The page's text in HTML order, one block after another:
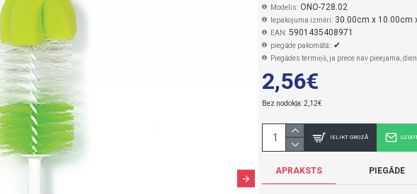
2,56€
Bez nodokļa: 2,12€
Modelis: ONO-728.02
Iepakojuma izmēri: 30.00cm x 10.00cm
EAN: 5901435408971
piegāde pakomātā:: ✔
Piegādes termiņš, ja prece nav pieejama,
IELIKT GROZĀ
APRAKSTS PIEGĀDE